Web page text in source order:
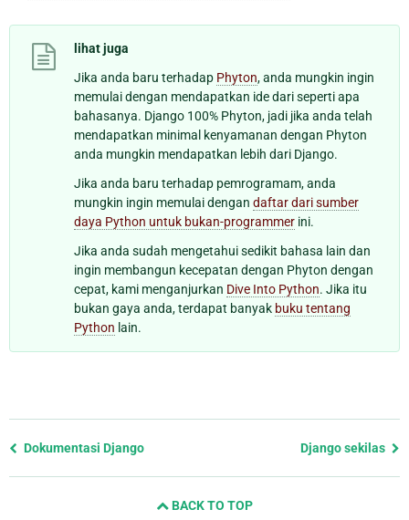
lihat juga
Jika anda baru terhadap Phyton, anda mungkin ingin
memulai dengan mendapatkan ide dari seperti apa
bahasanya. Django 100% Phyton, jadi jika anda telah
mendapatkan minimal kenyamanan dengan Phyton
anda mungkin mendapatkan lebih dari Django.
Jika anda baru terhadap pemrogramam, anda
mungkin ingin memulai dengan daftar dari sumber
daya Python untuk bukan-programmer ini.
Jika anda sudah mengetahui sedikit bahasa lain dan
ingin membangun kecepatan dengan Phyton dengan
cepat, kami menganjurkan Dive Into Python. Jika itu
bukan gaya anda, terdapat banyak buku tentang
Python lain.
Previous
Dokumentasi Django Django sekilas
BACK TO TOP